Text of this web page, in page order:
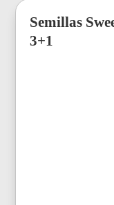
Semillas
3+1